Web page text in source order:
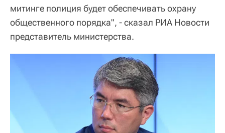
митинге полиция будет обеспечивать охрану
общественного порядка", - сказал РИА Новости
представитель министерства.